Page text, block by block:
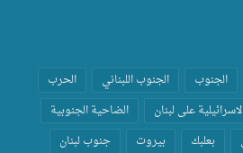
الجنوب الجنوب اللبناني
الحرب
على لبنان
الضاحية الجنوبية
بعلبك بيروت
جنوب لبنان